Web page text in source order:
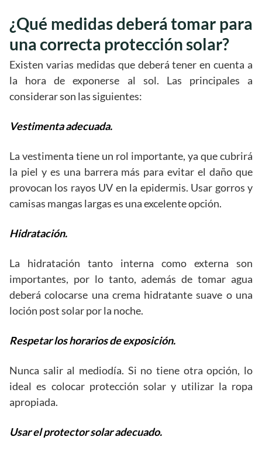
¿Qué medidas deberá tomar para
una correcta protección solar?
Existen varias medidas que deberá tener en cuenta a
la hora de exponerse al sol. Las principales a
considerar son las siguientes:
Vestimenta adecuada.
La vestimenta tiene un rol importante, ya que cubrirá
la piel y es una barrera más para evitar el daño que
provocan los rayos UV en la epidermis. Usar gorros y
camisas mangas largas es una excelente opción.
Hidratación.
La hidratación tanto interna como externa son
importantes, por lo tanto, además de tomar agua
deberá colocarse una crema hidratante suave o una
loción post solar por la noche.
Respetar los horarios de exposición.
Nunca salir al mediodía. Si no tiene otra opción, lo
ideal es colocar protección solar y utilizar la ropa
apropiada.
Usar el protector solar adecuado.